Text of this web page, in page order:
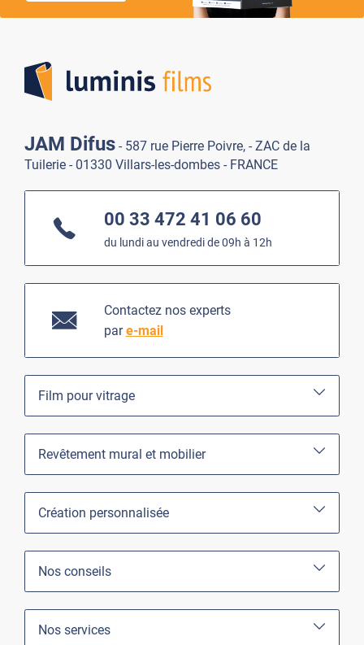
JAM Difus - 587 rue Pierre Poivre, - ZAC de la
Tuilerie - 01330 Villars-les-dombes - FRANCE
00 33 472 41 06 60
du lundi au vendredi de 09h à 12h
Contactez nos experts
pare-mail
Film pour vitrage
Revêtement mural et mobilier
Création personnalisée
Nos conseils
Nos services